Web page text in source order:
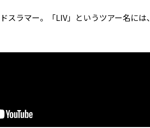
スラマー。「LIV」というツアー名に